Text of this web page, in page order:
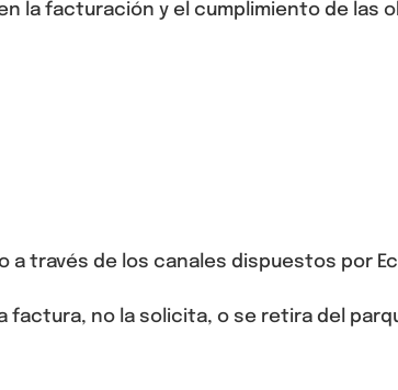
la facturación y el cumplimiento de las
a través de los canales dispuestos por
factura, no la solicita, o se retira del